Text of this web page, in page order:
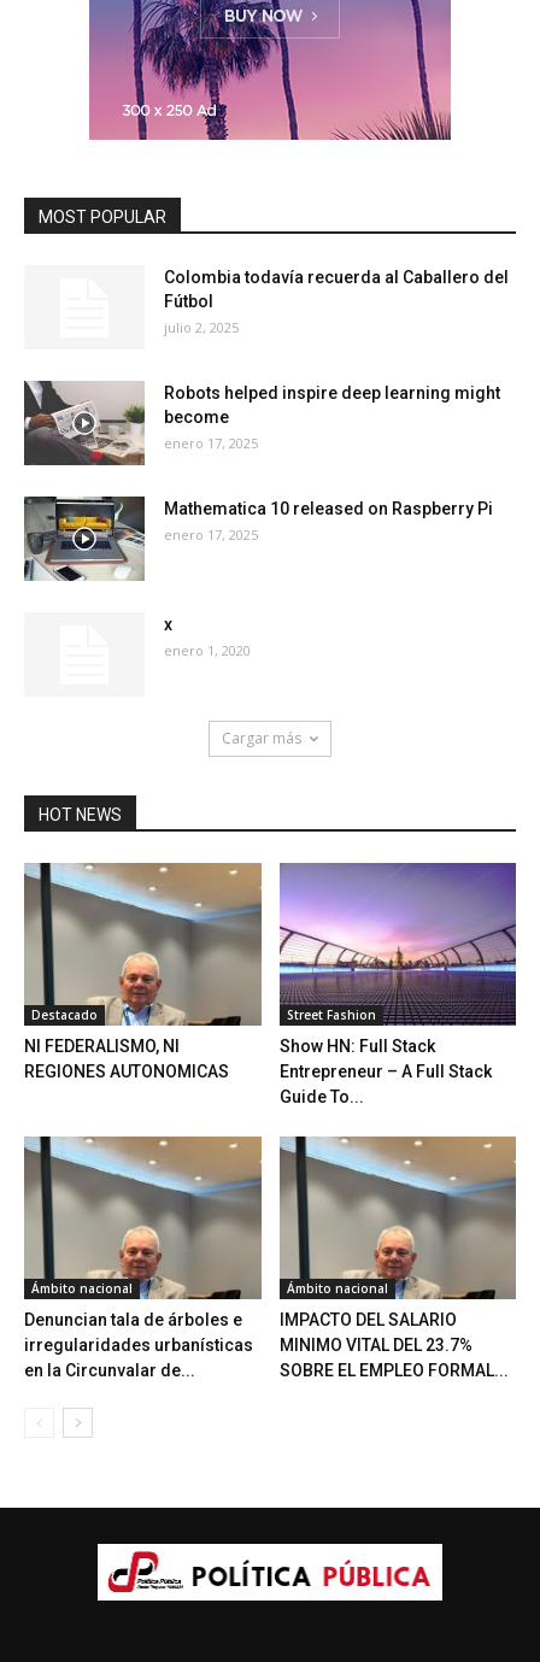
MOST POPULAR
Colombia todavía recuerda al Caballero del
Fútbol
julio 2, 2025
Robots helped inspire deep learning might
become
enero 17, 2025
Mathematica 10 released on Raspberry Pi
enero 17, 2025
x
enero 1, 2020
Cargar más
HOT NEWS
Destacado
NI FEDERALISMO, NI
REGIONES AUTONOMICAS
Street Fashion
Show HN: Full Stack
Entrepreneur – A Full Stack
Guide To...
Ámbito nacional
Denuncian tala de árboles e
irregularidades urbanísticas
en la Circunvalar de...
Ámbito nacional
IMPACTO DEL SALARIO
MINIMO VITAL DEL 23.7%
SOBRE EL EMPLEO FORMAL...